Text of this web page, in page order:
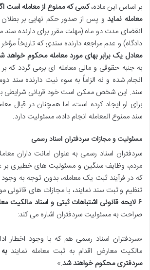
بر اساس این ماده،کسی که ممنوع از معامله است
معامله نمایدو پس از صدور حکم نهایی بر بطلان
انقضای مدت دو ماه (مهلت مقرر برای دارنده سند
دادگاه) و عدم مراجعه دارنده سندی که تاریخاً
معادل یک برابر بهای مورد معامله محکوم خواهد
به جنبه حقوقی و مالی معامله ای برمی گردد که
انجام شده و نه الزاماً به سوء نیت دارنده سند
سند. این شخص ممکن است خود قربانی شرایطی
برای او ایجاد کرده است، اما همچنان در قبال
سند ممنوع المعامله انجام داده، مسئولیت دارد.
مسئولیت و مجازات سردفتران اسناد رسمی
سردفتران اسناد رسمی به عنوان امانت داران
مردم، وظایف سنگین و مسئولیت های خطیری بر
که در فرآیند ثبت یک معامله، بدون توجه به
تنظیم و ثبت سند نمایند، با مجازات های قانونی
۶ لایحه قانونی اشتباهات ثبتی و اسناد مالکیت معارض
صراحت به مسئولیت سردفتران اشاره می کند:
«سردفتران اسناد رسمی هم که با وجود اخطار
مالکیت معارض اقدام به ثبت معامله نمایند
سردفتری محکوم خواهند شد.»